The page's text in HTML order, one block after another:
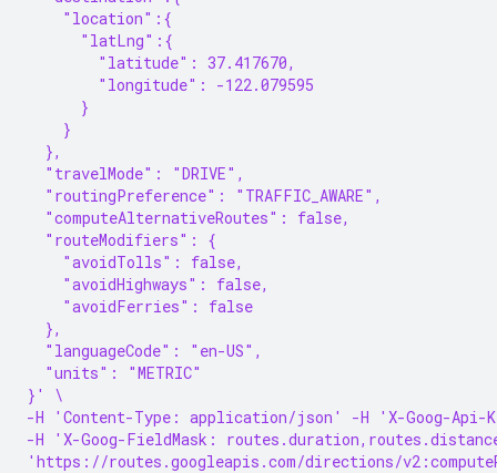
    "location":{
      "latLng":{
        "latitude": 37.417670,
        "longitude": -122.079595
      }
    }
  },
  "travelMode": "DRIVE",
  "routingPreference": "TRAFFIC_AWARE",
  "computeAlternativeRoutes": false,
  "routeModifiers": {
    "avoidTolls": false,
    "avoidHighways": false,
    "avoidFerries": false
  },
  "languageCode": "en-US",
  "units": "METRIC"
}' \
-H 'Content-Type: application/json' -H 'X-Goog-Api-
-H 'X-Goog-FieldMask:
'https://routes.googleapis.com/directions/